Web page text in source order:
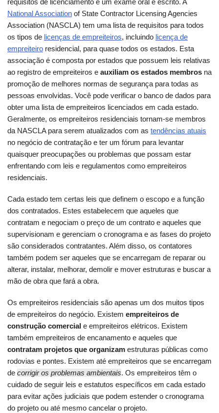
National Association of State Contractor Licensing Agencies
Association (NASCLA) tem uma lista de requisitos para todos
os tipos de licenças de empreiteiros, incluindo licença de
empreiteiro residencial, para quase todos os estados. Esta
associação é composta por estados que possuem leis relativas
ao registro de empreiteiros e auxiliam os estados membros na
promoção de melhores normas de segurança para todas as
pessoas envolvidas. Você pode verificar o banco de dados para
obter uma lista de empreiteiros licenciados em cada estado.
Geralmente, os empreiteiros residenciais tornam-se membros
da NASCLA para serem atualizados com as tendências atuais
no negócio de contratação e ter um fórum para levantar
quaisquer preocupações ou problemas que possam estar
enfrentando com leis e regulamentos como empreiteiros
residenciais.
Cada estado tem certas leis que definem o escopo e a função
dos contratados. Estes estabelecem que aqueles que
contratam e negociam o preço de um contrato e aqueles que
supervisionam e gerenciam o cronograma e as fases do projeto
são considerados contratantes. Além disso, os contatores
também podem ser aqueles que se encarregam de reparar ou
alterar, instalar, melhorar, demolir e mover estruturas e buscar a
mão de obra que fará a obra.
Os empreiteiros residenciais são apenas um dos muitos tipos
de empreiteiros do negócio. Existem empreiteiros de
construção comercial e empreiteiros elétricos. Existem
também empreiteiros de encanamento e aqueles que
contratam projetos que organizam estruturas públicas como
rodovias e pontes. Existem até empreiteiros que se encarregam
de corrigir os problemas ambientais. Os empreiteiros têm o
cuidado de seguir leis e estatutos específicos em cada estado
para evitar ações judiciais que podem estender o cronograma
do projeto ou até mesmo cancelar o projeto.